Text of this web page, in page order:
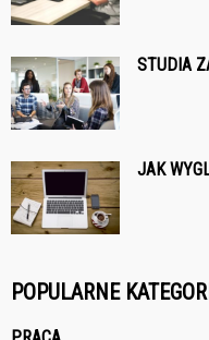
STUDIA
JAK
POPULARNE